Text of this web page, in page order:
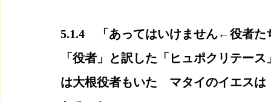
5.1.4　「あってはいけません←役者た
「役者」と訳した「ヒュポクリテー
は大根役者もいた　マタイのイエス